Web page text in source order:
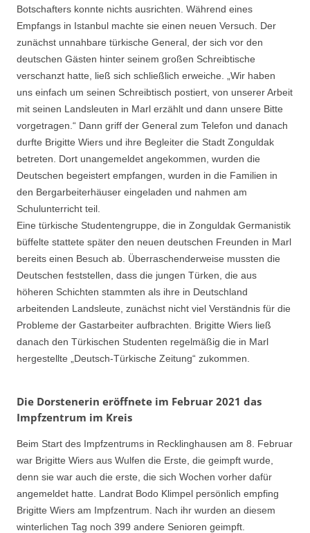
Botschafters konnte nichts ausrichten. Während eines
Empfangs in Istanbul machte sie einen neuen Versuch. Der
zunächst unnahbare türkische General, der sich vor den
deutschen Gästen hinter seinem großen Schreibtische
verschanzt hatte, ließ sich schließlich erweiche. „Wir haben
uns einfach um seinen Schreibtisch postiert, von unserer Arbeit
mit seinen Landsleuten in Marl erzählt und dann unsere Bitte
vorgetragen.“ Dann griff der General zum Telefon und danach
durfte Brigitte Wiers und ihre Begleiter die Stadt Zonguldak
betreten. Dort unangemeldet angekommen, wurden die
Deutschen begeistert empfangen, wurden in die Familien in
den Bergarbeiterhäuser eingeladen und nahmen am
Schulunterricht teil.
Eine türkische Studentengruppe, die in Zonguldak Germanistik
büffelte stattete später den neuen deutschen Freunden in Marl
bereits einen Besuch ab. Überraschenderweise mussten die
Deutschen feststellen, dass die jungen Türken, die aus
höheren Schichten stammten als ihre in Deutschland
arbeitenden Landsleute, zunächst nicht viel Verständnis für die
Probleme der Gastarbeiter aufbrachten. Brigitte Wiers ließ
danach den Türkischen Studenten regelmäßig die in Marl
hergestellte „Deutsch-Türkische Zeitung“ zukommen.
Die Dorstenerin eröffnete im Februar 2021 das
Impfzentrum im Kreis
Beim Start des Impfzentrums in Recklinghausen am 8. Februar
war Brigitte Wiers aus Wulfen die Erste, die geimpft wurde,
denn sie war auch die erste, die sich Wochen vorher dafür
angemeldet hatte. Landrat Bodo Klimpel persönlich empfing
Brigitte Wiers am Impfzentrum. Nach ihr wurden an diesem
winterlichen Tag noch 399 andere Senioren geimpft.